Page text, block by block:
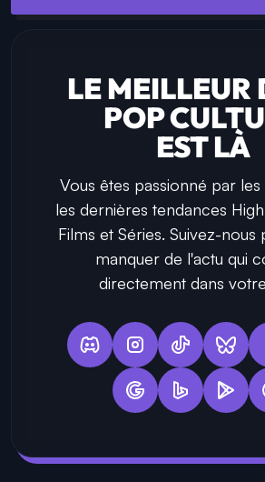
LE MEILLEUR
POP
EST LÀ
Vous êtes passionné par les
les dernières tendances
Films et Séries. Suivez-nous
manquer de l'actu qui
directement dans